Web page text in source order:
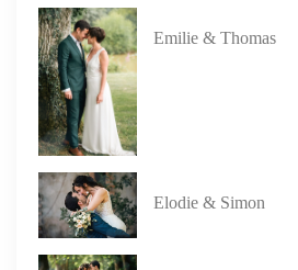
Emilie & Thomas
Elodie & Simon